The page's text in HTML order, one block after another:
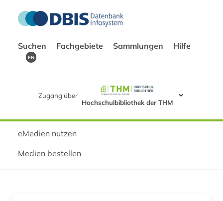
Suchen Fachgebiete Sammlungen Hilfe
EN
Zugang über
Hochschulbibliothek der THM
eMedien nutzen
Medien bestellen